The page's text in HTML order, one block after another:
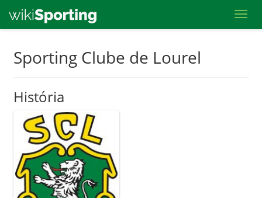
content
Sporting Clube de Lourel
História